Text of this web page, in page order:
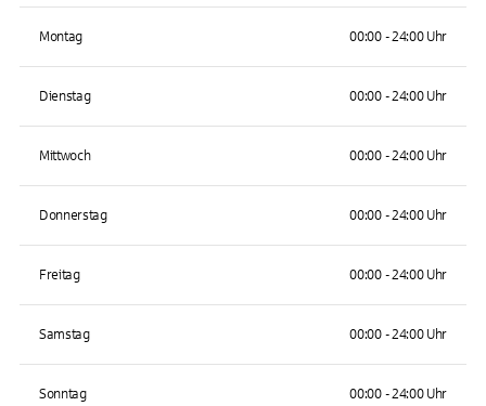
Montag 00:00 - 24:00 Uhr
Dienstag 00:00 - 24:00 Uhr
Mittwoch 00:00 - 24:00 Uhr
Donnerstag 00:00 - 24:00 Uhr
Freitag 00:00 - 24:00 Uhr
Samstag 00:00 - 24:00 Uhr
Sonntag 00:00 - 24:00 Uhr